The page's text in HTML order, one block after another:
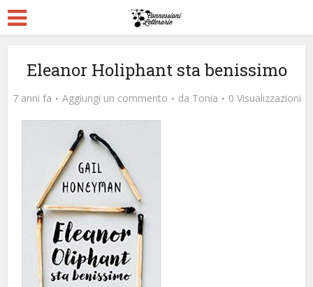
Eleanor Holiphant sta benissimo
7 anni fa Aggiungi un commento da Tonia 0 Visualizzazioni